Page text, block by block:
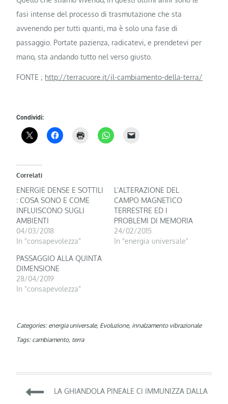
fasi intense del processo di trasmutazione che sta
avvenendo per tutti quanti, ma è solo una fase di
passaggio. Portate pazienza, radicatevi, e prendetevi per
mano, sta andando tutto nel verso giusto.
FONTE ; http://terracuore.it/il-cambiamento-della-terra/
Condividi:
Correlati
ENERGIE DENSE E SOTTILI
: COSA SONO E COME
INFLUISCONO SUGLI
AMBIENTI
04/03/2018
In "consapevolezza"
L’ALTERAZIONE DEL
CAMPO MAGNETICO
TERRESTRE ED I
PROBLEMI DI MEMORIA
24/02/2015
In "energia universale"
PASSAGGIO ALLA QUINTA
DIMENSIONE
28/04/2019
In "consapevolezza"
Categories: energia universale, Evoluzione, innalzamento vibrazionale
Tags: cambiamento, terra
Navigazione
LA GHIANDOLA PINEALE CI IMMUNIZZA DALLA